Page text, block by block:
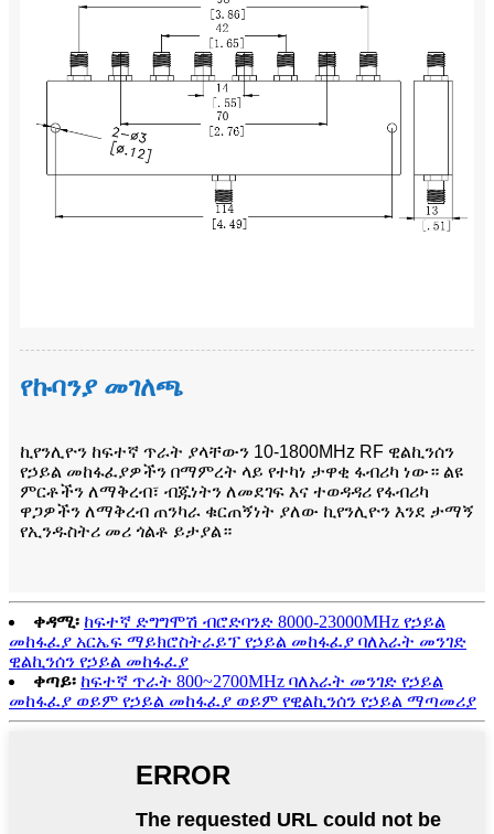
የኩባንያ መገለጫ
ኪየንሊዮን ከፍተኛ ጥራት ያላቸውን 10-1800MHz RF ዊልኪንሰን
የኃይል መከፋፈያዎችን በማምረት ላይ የተካነ ታዋቂ ፋብሪካ ነው። ልዩ
ምርቶችን ለማቅረብ፣ ብጁነትን ለመደገፍ እና ተወዳዳሪ የፋብሪካ
ዋጋዎችን ለማቅረብ ጠንካራ ቁርጠኝነት ያለው ኪየንሊዮን እንደ ታማኝ
የኢንዱስትሪ መሪ ጎልቶ ይታያል።
ቀዳሚ፡ ከፍተኛ ድግግሞሽ ብሮድባንድ 8000-23000MHz የኃይል
መከፋፈያ አርኤፍ ማይክሮስትራይፕ የኃይል መከፋፈያ ባለአራት መንገድ
ዊልኪንሰን የኃይል መከፋፈያ
ቀጣይ፡ ከፍተኛ ጥራት 800~2700MHz ባለአራት መንገድ የኃይል
መከፋፈያ ወይም የኃይል መከፋፈያ ወይም የዊልኪንሰን የኃይል ማጣመሪያ